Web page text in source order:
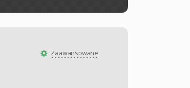
Zaawansowane